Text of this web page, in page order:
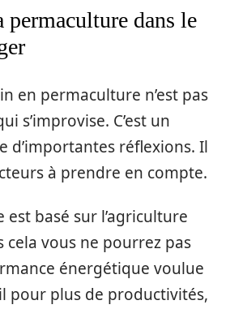
permaculture dans le
en permaculture n’est pas
s’improvise. C’est un
d’importantes réflexions. Il
à prendre en compte.
basé sur l’agriculture
cela vous ne pourrez pas
énergétique voulue
pour plus de productivités,